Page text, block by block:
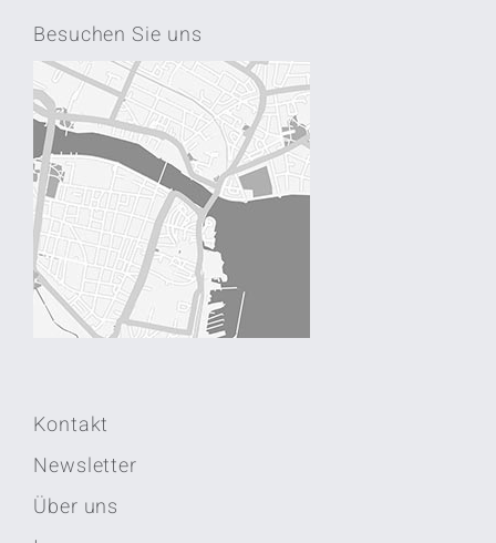
Besuchen Sie uns
Kontakt
Newsletter
Über uns